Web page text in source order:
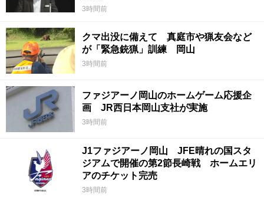
3時間前
クマ出没に備えて 真庭市や猟友会など
が「緊急銃猟」訓練 岡山
3時間前
ファジアーノ岡山のホームゲーム応援企
画 JR西日本岡山支社が実施
3時間前
J1ファジアーノ岡山 JFE晴れの国スタ
ジアムで開催の第2節長崎戦 ホームエリ
アのチケット完売
3時間前